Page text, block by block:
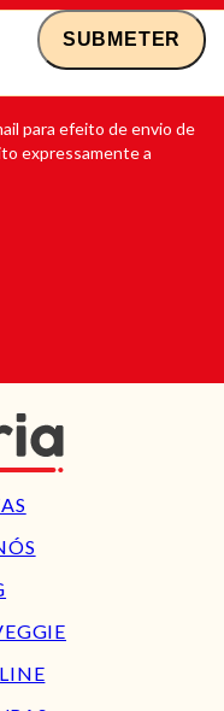
para efeito de envio de
expressamente a